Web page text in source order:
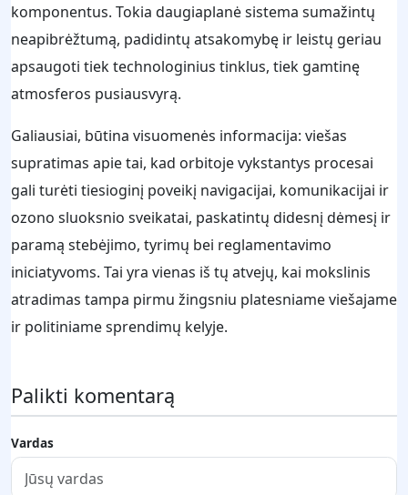
komponentus. Tokia daugiaplanė sistema sumažintų
neapibrėžtumą, padidintų atsakomybę ir leistų geriau
apsaugoti tiek technologinius tinklus, tiek gamtinę
atmosferos pusiausvyrą.
Galiausiai, būtina visuomenės informacija: viešas
supratimas apie tai, kad orbitoje vykstantys procesai
gali turėti tiesioginį poveikį navigacijai, komunikacijai ir
ozono sluoksnio sveikatai, paskatintų didesnį dėmesį ir
paramą stebėjimo, tyrimų bei reglamentavimo
iniciatyvoms. Tai yra vienas iš tų atvejų, kai mokslinis
atradimas tampa pirmu žingsniu platesniame viešajame
ir politiniame sprendimų kelyje.
Palikti komentarą
Vardas